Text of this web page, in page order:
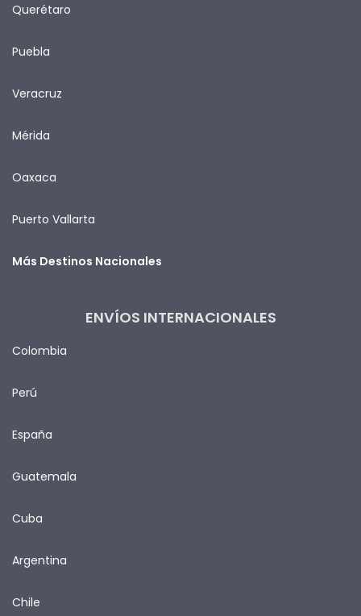
Querétaro
Puebla
Veracruz
Mérida
Oaxaca
Puerto Vallarta
Más Destinos Nacionales
ENVÍOS INTERNACIONALES
Colombia
Perú
España
Guatemala
Cuba
Argentina
Chile